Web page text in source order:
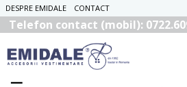
DESPRE EMIDALE CONTACT
Telefon contact (mobil):